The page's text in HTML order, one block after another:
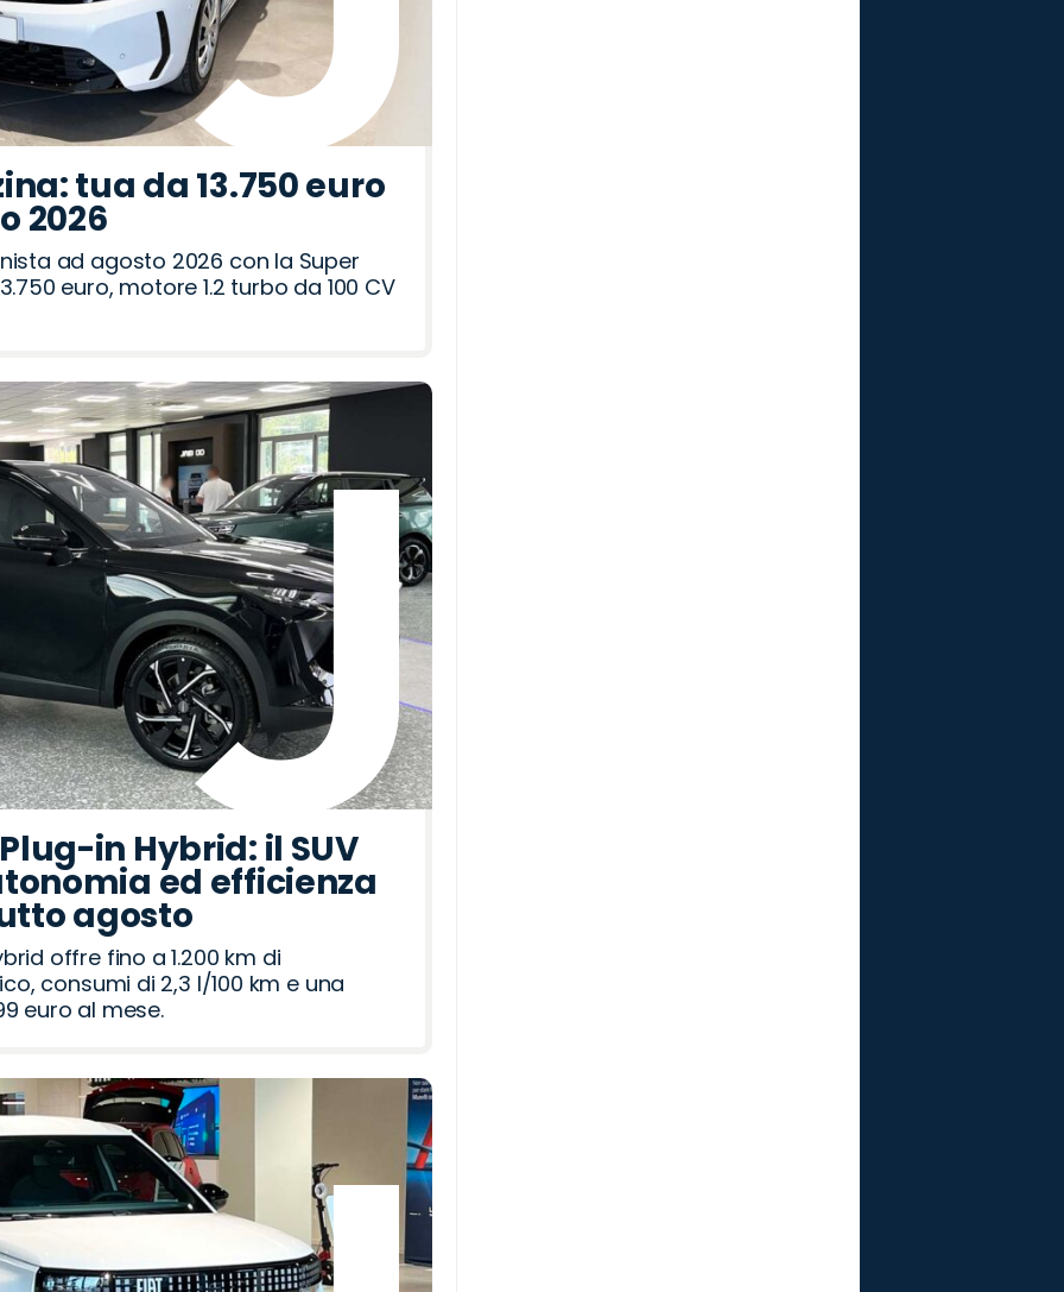
tua da 13.750 euro
2026
ad agosto 2026 con la Super
euro, motore 1.2 turbo da 100 CV
in Hybrid: il SUV
ed efficienza
agosto
offre fino a 1.200 km di
consumi di 2,3 l/100 km e una
euro al mese.